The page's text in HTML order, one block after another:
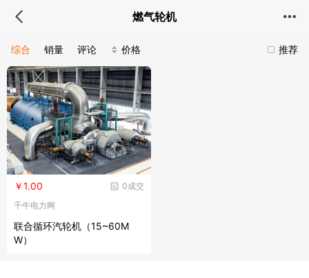
燃气轮机
推荐
综合 销量 评论 价格
0成交
￥1.00
千牛电力网
联合循环汽轮机（15~60M
W）